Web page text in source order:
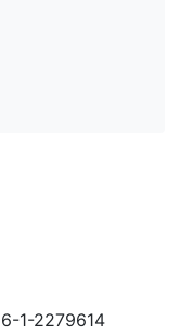
1-2279614